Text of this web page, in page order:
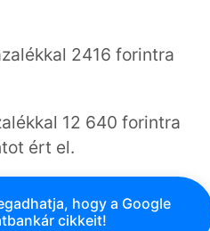
2416 forintra
12 640 forintra
ért el.
hogy a Google
cikkeit!